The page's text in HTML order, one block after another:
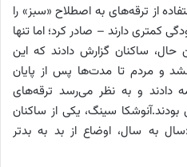
از ترقه‌های به اصطلاح «سبز» را
کمتری دارند – صادر کرد؛ اما تنها
ساکنان گزارش دادند که این
و مردم تا مدت‌ها پس از پایان
دادند و به نظر می‌رسد ترقه‌های
سینگ، یکی از ساکنان
به سال، اوضاع از بد به بدتر